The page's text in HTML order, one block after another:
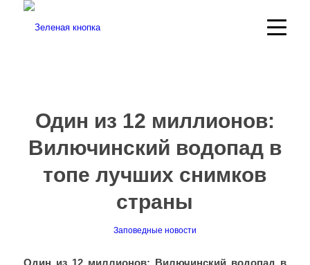
Один из 12 миллионов:
Вилючинский водопад в
топе лучших снимков
страны
Заповедные новости
Один из 12 миллионов: Вилючинский водопад в